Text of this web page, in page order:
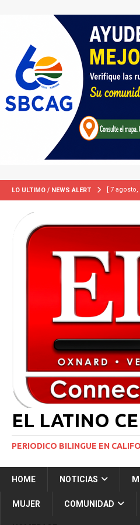
LO ULTIMO / NEWS ALERT [ 7 agosto,
[ 7 agosto,
[ 2 julio,
[ 7 agosto,
[ 7 agosto,
EL LATINO
PERIODICO BILINGUE EN
HOME NOTICIAS
MUJER COMUNIDAD